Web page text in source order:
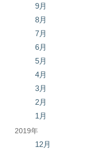
9月
8月
7月
6月
5月
4月
3月
2月
1月
2019年
12月